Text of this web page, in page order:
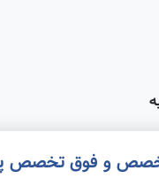
و فوق تخصص